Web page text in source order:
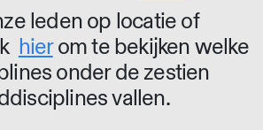
leden op locatie of
hierom te bekijken welke
onder de zestien
vallen.